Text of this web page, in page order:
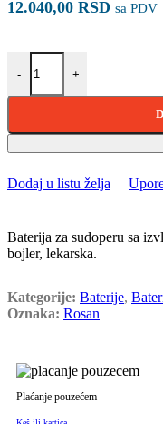
12.040,00 RSD sa PDV
-
Rosan King Baterija za
+
Dodaj u listu želja
Baterija za sudoperu sa
bojler, lekarska.
Kategorije: Baterije,
Oznaka: Rosan
Plaćanje pouzećem